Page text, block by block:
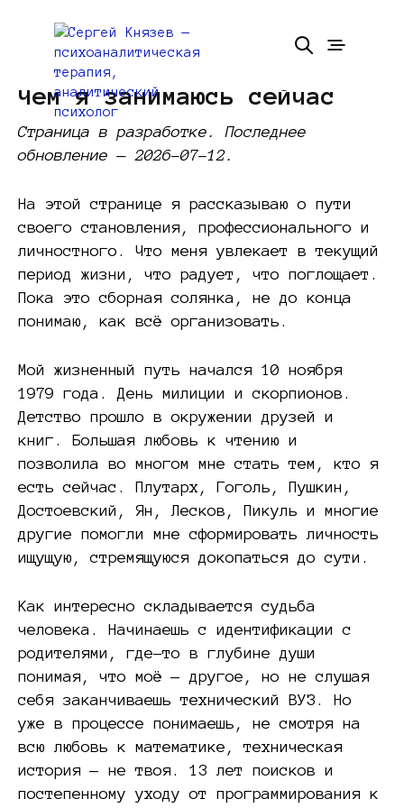
Чем я занимаюсь сейчас
Страница в разработке. Последнее
обновление — 2026-07-12.
На этой странице я рассказываю о пути
своего становления, профессионального и
личностного. Что меня увлекает в текущий
период жизни, что радует, что поглощает.
Пока это сборная солянка, не до конца
понимаю, как всё организовать.
Мой жизненный путь начался 10 ноября
1979 года. День милиции и скорпионов.
Детство прошло в окружении друзей и
книг. Большая любовь к чтению и
позволила во многом мне стать тем, кто я
есть сейчас. Плутарх, Гоголь, Пушкин,
Достоевский, Ян, Лесков, Пикуль и многие
другие помогли мне сформировать личность
ищущую, стремящуюся докопаться до сути.
Как интересно складывается судьба
человека. Начинаешь с идентификации с
родителями, где-то в глубине души
понимая, что моё — другое, но не слушая
себя заканчиваешь технический ВУЗ. Но
уже в процессе понимаешь, не смотря на
всю любовь к математике, техническая
история — не твоя. 13 лет поисков и
постепенному уходу от программирования к